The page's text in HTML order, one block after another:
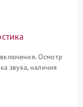
Осмотр
звука, наличия
тестовых
поломки.